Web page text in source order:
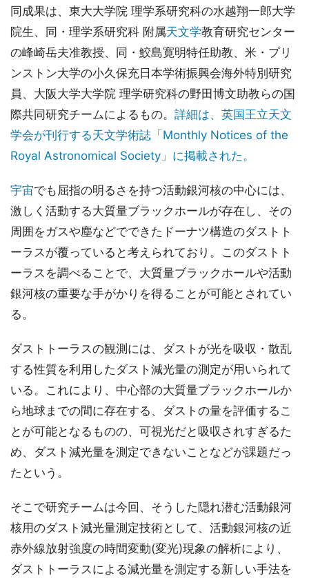
同成果は、東大大学院 理学系研究科の水越翔一郎大学
院生、同・理学系研究科 附属天文学教育研究センター
の峰崎岳夫准教授、同・鮫島寛明特任助教、米・プリ
ンストン大学の小久保充日本学術振興会海外特別研究
員、大阪大学大学院 理学研究科の野田博文助教らの国
際共同研究チームによるもの。 詳細は、英国王立天文
学会が刊行する天文学術誌「Monthly Notices of the
Royal Astronomical Society」に掲載された。
宇宙でも屈指の明るさを持つ活動銀河核の中心には、
激しく活動する大質量ブラックホールが存在し、その
周囲をガスや塵などでできたドーナツ構造のダストト
ーラスが覆っていると考えられており。このダストト
ーラスを調べることで、大質量ブラックホールや活動
銀河核の重要な手がかりを得ることが可能とされてい
る。
ダストトーラスの観測には、ダストが光を吸収・散乱
する性質を利用したダスト減光量の測定が用いられて
いる。これにより、中心部の大質量ブラックホールか
ら地球までの間に存在する、ダストの量を評価するこ
とが可能となるものの、可視光だと吸収されすぎるた
め、ダスト減光量を測定できないことなどが課題だっ
たという。
そこで研究チームは今回、そうした隠れ潜む活動銀河
核用のダスト減光量測定技術として、活動銀河核の近
赤外線放射強度の時間変動(変光)現象の解析により、
ダストトーラスによる減光量を測定する新しい手法を